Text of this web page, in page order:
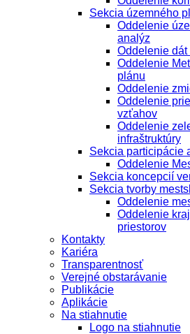
Sekcia územného
Oddelenie
analýz
Oddelenie dát
Oddelenie
plánu
Oddelenie
Oddelenie
vzťahov
Oddelenie
infraštruktúry
Sekcia participácie
Oddelenie
Sekcia koncepcií
Sekcia tvorby
Oddelenie
Oddelenie
priestorov
Kontakty
Kariéra
Transparentnosť
Verejné obstarávanie
Publikácie
Aplikácie
Na stiahnutie
Logo na stiahnutie